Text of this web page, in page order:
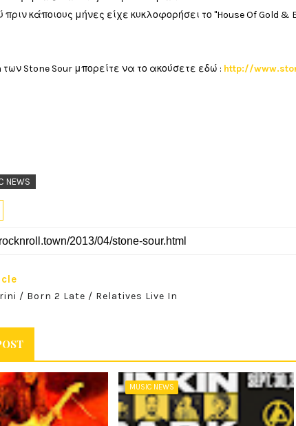
κάποιους μήνες είχε κυκλοφορήσει το "House Of Gold &
Stone Sour μπορείτε να το ακούσετε εδώ : http://
NEWS
/ Born 2 Late / Relatives Live In
MUSIC NEWS